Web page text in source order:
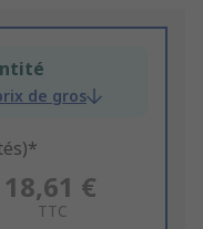
de gros
18,61 €
TTC